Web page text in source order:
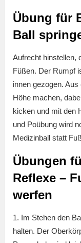
Übung für
Ball
Aufrecht hinstellen,
Füßen. Der Rumpf
innen gezogen.
Höhe machen,
kicken und mit den
und Poübung wird
Medizinball statt
Übungen
Reflexe –
werfen
1. Im Stehen den
halten. Der